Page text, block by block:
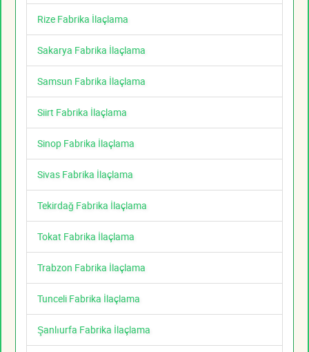
Rize Fabrika İlaçlama
Sakarya Fabrika İlaçlama
Samsun Fabrika İlaçlama
Siirt Fabrika İlaçlama
Sinop Fabrika İlaçlama
Sivas Fabrika İlaçlama
Tekirdağ Fabrika İlaçlama
Tokat Fabrika İlaçlama
Trabzon Fabrika İlaçlama
Tunceli Fabrika İlaçlama
Şanlıurfa Fabrika İlaçlama